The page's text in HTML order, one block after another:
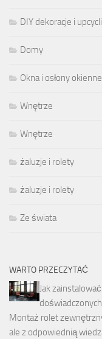
DIY dekoracje i
Domy
Okna i osłony
Wnętrze
Wnętrze
żaluzje i rolety
żaluzje i rolety
Ze świata
WARTO PRZECZYTAĆ
Jak
Montaż rolet
ale z odpowiednią